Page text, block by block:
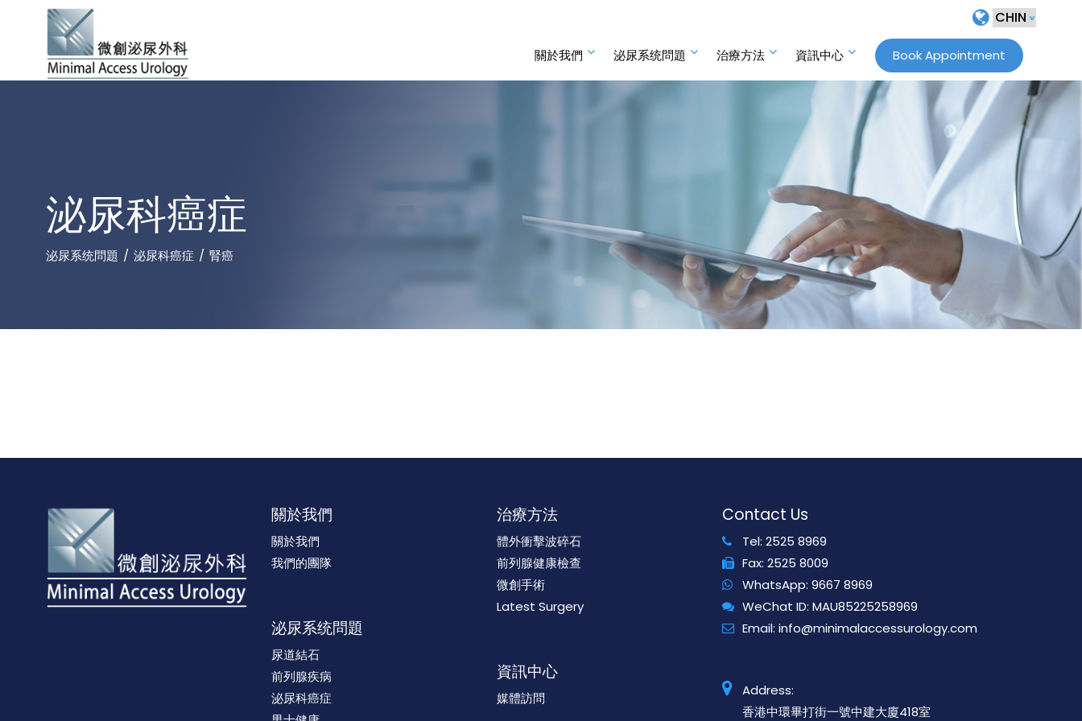
關於我們 泌尿系统問題 治療方法 資訊中心 Book Appointment
泌尿科癌症
泌尿系统問題 泌尿科癌症 腎癌
關於我們
關於我們
我們的團隊
泌尿系统問題
尿道結石
前列腺疾病
泌尿科癌症
治療方法
體外衝擊波碎石
前列腺健康檢查
微創手術
Latest Surgery
資訊中心
媒體訪問
Contact Us
Tel: 2525 8969
Fax: 2525 8009
WhatsApp: 9667 8969
WeChat ID: MAU85225258969
Email: info@minimalaccessurology.com
Address:
香港中環畢打街一號中建大廈418室